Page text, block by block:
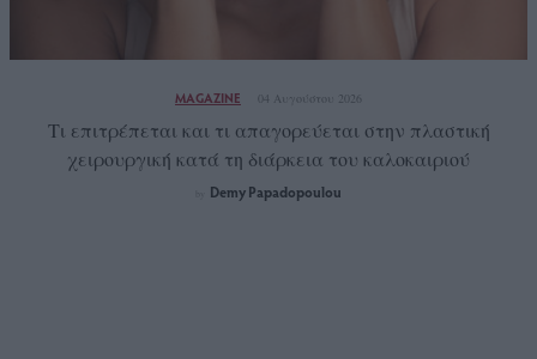
MAGAZINE 04 Αυγούστου 2026
Tι επιτρέπεται και τι απαγορεύεται στην πλαστική
χειρουργική κατά τη διάρκεια του καλοκαιριού
Demy Papadopoulou